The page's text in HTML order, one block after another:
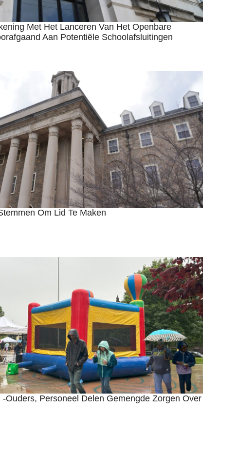
Met Het Lanceren Van Het Openbare
Aan Potentiële Schoolafsluitingen
Om Lid Te Maken
-ouders, Personeel Delen Gemengde Zorgen Over